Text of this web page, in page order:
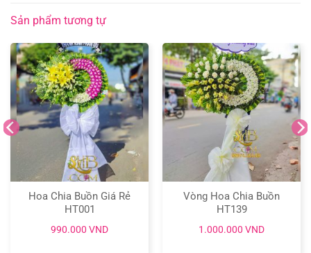
Sản phẩm tương tự
Hoa Chia Buồn Giá Rẻ
HT001
990.000 VND
Vòng Hoa Chia Buồn
HT139
1.000.000 VND